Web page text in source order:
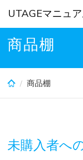
Skip
商品棚
商品棚
未購入者へ
UTAGEマニュ